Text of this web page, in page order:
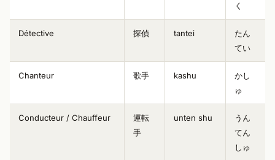
く
Détective 探偵 tantei
たん
てい
Chanteur 歌手 kashu
かし
ゅ
Conducteur / Chauffeur
運転
手
unten shu
うん
てん
しゅ